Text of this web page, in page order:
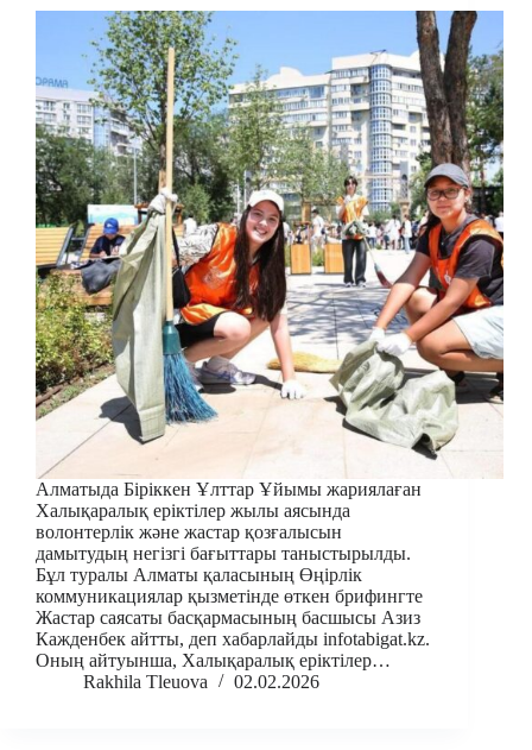
Алматыда Біріккен Ұлттар Ұйымы жариялаған
Халықаралық еріктілер жылы аясында
волонтерлік және жастар қозғалысын
дамытудың негізгі бағыттары таныстырылды.
Бұл туралы Алматы қаласының Өңірлік
коммуникациялар қызметінде өткен брифингте
Жастар саясаты басқармасының басшысы Азиз
Кажденбек айтты, деп хабарлайды infotabigat.kz.
Оның айтуынша, Халықаралық еріктілер…
Rakhila Tleuova
02.02.2026